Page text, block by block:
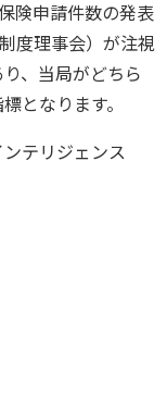
険申請件数の発表
度理事会）が注視
、当局がどちら
となります。
テリジェンス